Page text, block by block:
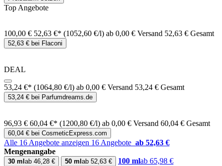
Top Angebote
100,00 € 52,63 €* (1052,60 €/l) ab 0,00 € Versand 52,63 € Gesamt
52,63 € bei Flaconi
DEAL
53,24 €* (1064,80 €/l) ab 0,00 € Versand 53,24 € Gesamt
53,24 € bei Parfumdreams.de
96,93 € 60,04 €* (1200,80 €/l) ab 0,00 € Versand 60,04 € Gesamt
60,04 € bei CosmeticExpress.com
Alle 16 Angebote anzeigen 16 Angebote ab 52,63 €
Mengenangabe
30 ml ab 46,28 € 50 ml ab 52,63 € 100 mlab 65,98 €